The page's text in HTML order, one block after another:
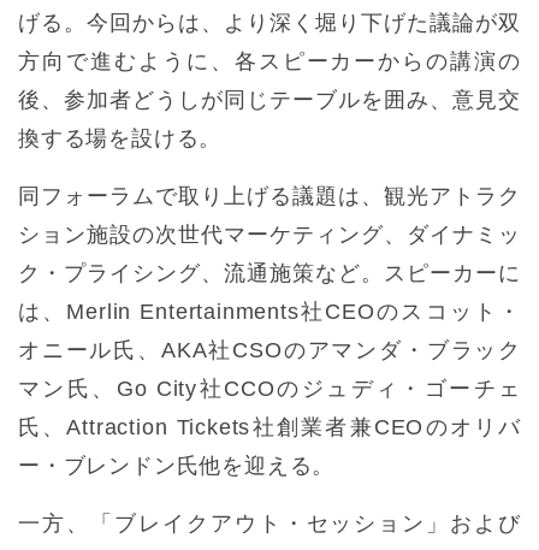
げる。今回からは、より深く堀り下げた議論が双
方向で進むように、各スピーカーからの講演の
後、参加者どうしが同じテーブルを囲み、意見交
換する場を設ける。
同フォーラムで取り上げる議題は、観光アトラク
ション施設の次世代マーケティング、ダイナミッ
ク・プライシング、流通施策など。スピーカーに
は、Merlin Entertainments社CEOのスコット・
オニール氏、AKA社CSOのアマンダ・ブラック
マン氏、Go City社CCOのジュディ・ゴーチェ
氏、Attraction Tickets社創業者兼CEOのオリバ
ー・ブレンドン氏他を迎える。
一方、「ブレイクアウト・セッション」および